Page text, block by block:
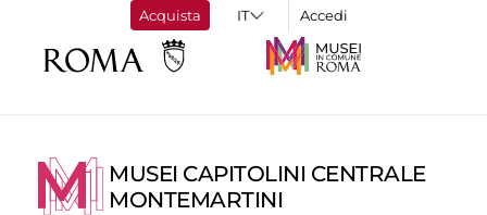
Acquista Accedi
MUSEI CAPITOLINI CENTRALE
MONTEMARTINI